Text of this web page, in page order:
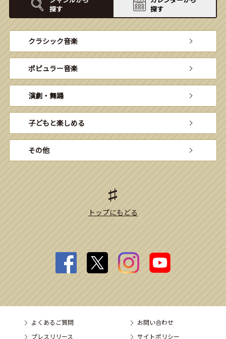
探す
探す
クラシック音楽
ポピュラー音楽
演劇・舞踊
子どもと楽しめる
その他
トップにもどる
よくあるご質問
お問い合わせ
プレスリリース
サイトポリシー